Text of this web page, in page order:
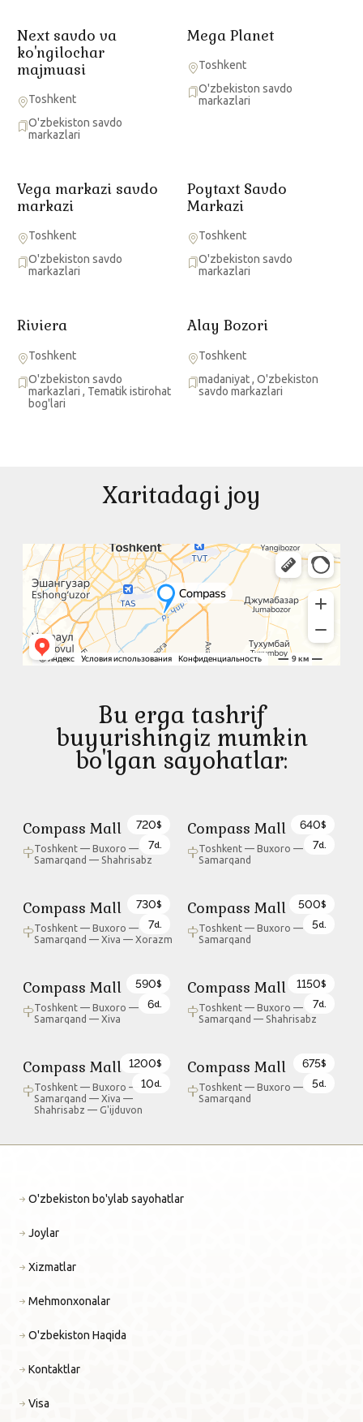
Next savdo va
ko'ngilochar
majmuasi
Toshkent
O'zbekiston savdo
markazlari
Mega Planet
Toshkent
O'zbekiston savdo
markazlari
Vega markazi savdo
markazi
Toshkent
O'zbekiston savdo
markazlari
Poytaxt Savdo
Markazi
Toshkent
O'zbekiston savdo
markazlari
Riviera
Toshkent
O'zbekiston savdo
markazlari , Tematik istirohat
bog'lari
Alay Bozori
Toshkent
madaniyat, O'zbekiston
savdo markazlari
Xaritadagi joy
Bu erga tashrif
buyurishingiz mumkin
bo'lgan sayohatlar:
Compass Mall
Toshkent — Buxoro —
Samarqand — Shahrisabz
720$
7d.
Compass Mall
Toshkent — Buxoro —
Samarqand
640$
7d.
Compass Mall
Toshkent — Buxoro —
Samarqand — Xiva — Xorazm
730$
7d.
Compass Mall
Toshkent — Buxoro —
Samarqand
500$
5d.
Compass Mall
Toshkent — Buxoro —
Samarqand — Xiva
590$
6d.
Compass Mall
Toshkent — Buxoro —
Samarqand — Shahrisabz
1150$
7d.
Compass Mall
Toshkent — Buxoro —
Samarqand — Xiva —
Shahrisabz — G'ijduvon
1200$
10d.
Compass Mall
Toshkent — Buxoro —
Samarqand
675$
5d.
O'zbekiston bo'ylab sayohatlar
Joylar
Xizmatlar
Mehmonxonalar
O'zbekiston Haqida
Kontaktlar
Visa